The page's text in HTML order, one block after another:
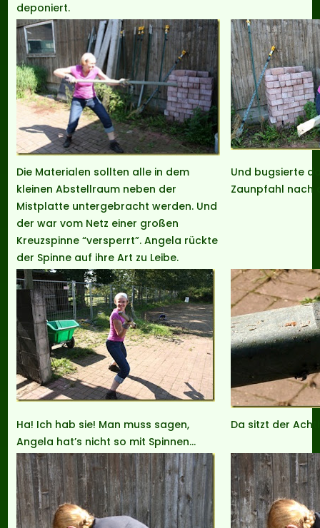
deponiert.
Die Materialen sollten alle in dem
kleinen Abstellraum neben der
Mistplatte untergebracht werden. Und
der war vom Netz einer großen
Kreuzspinne “versperrt”. Angela rückte
der Spinne auf ihre Art zu Leibe.
Und bugsierte
Zaunpfahl nach
Ha! Ich hab sie! Man muss sagen,
Angela hat’s nicht so mit Spinnen…
Da sitzt der